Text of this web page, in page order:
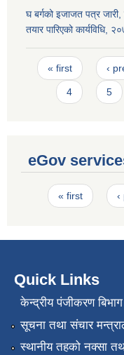
घ बर्गको इजाजत पत्र जारी,
तयार पारिएको कार्यविधि,
Pages
« first ‹
4 5
eGov
Pages
« first
Quick Links
केन्द्रीय पंजीकरण बिभाग
सूचना तथा संचार
स्थानीय तहको नक्सा